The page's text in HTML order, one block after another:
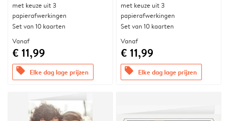
met keuze uit 3
papierafwerkingen
Set van 10 kaarten
Vanaf
€ 11,99
offers Elke dag lage prijzen
met keuze uit 3
papierafwerkingen
Set van 10 kaarten
Vanaf
€ 11,99
offers Elke dag lage prijzen